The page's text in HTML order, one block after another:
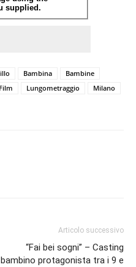
Bambina
Bambine
Film Lungometraggio
Milano
Articolo successivo
“Fai bei sogni” – Casting
bambino protagonista tra i 9 e